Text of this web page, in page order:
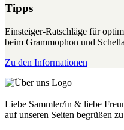
Tipps
Einsteiger-Ratschläge für
beim Grammophon und
Zu den Informationen
Liebe Sammler/in & liebe
auf unseren Seiten begrüßen